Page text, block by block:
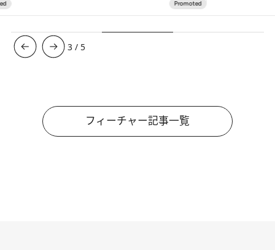
3 / 5
フィーチャー記事一覧